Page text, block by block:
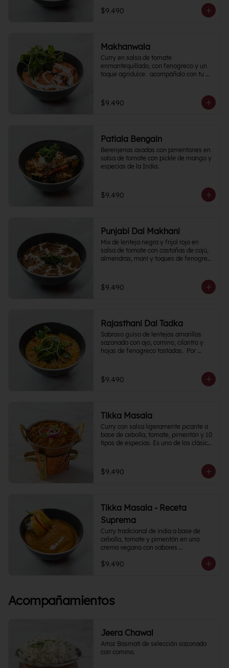
$9.490
Makhanwala
Curry en salsa de tomate
enmantequillado, con fenogreco y un
toque agridulce.  acompáñalo con tu
$9.490
Patiala Bengain
Berenjenas asadas con pimentones en
salsa de tomate con pickle de mango y
especias de la India.
$9.490
Punjabi Dal Makhani
Mix de lenteja negra y frijol rojo en
salsa de tomate con castañas de cajú,
almendras, maní y toques de fenogreco
$9.490
Rajasthani Dal Tadka
Sabroso guiso de lentejas amarillas
sazonado con ajo, comino, cilantro y
hojas de fenogreco tostadas.  Por
$9.490
Tikka Masala
Curry con salsa ligeramente picante a
base de cebolla, tomate, pimentón y 10
tipos de especias. Es uno de los clásicos
favorita.
$9.490
Tikka Masala - Receta
Suprema
Curry tradicional de india a base de
cebolla, tomate y pimentón en una
crema vegana con sabores
semipicantes e intensos. Contiene más
de 12 especias.
$9.490
Acompañamientos
Jeera Chawal
Arroz Basmati de selección sazonado
con comino.